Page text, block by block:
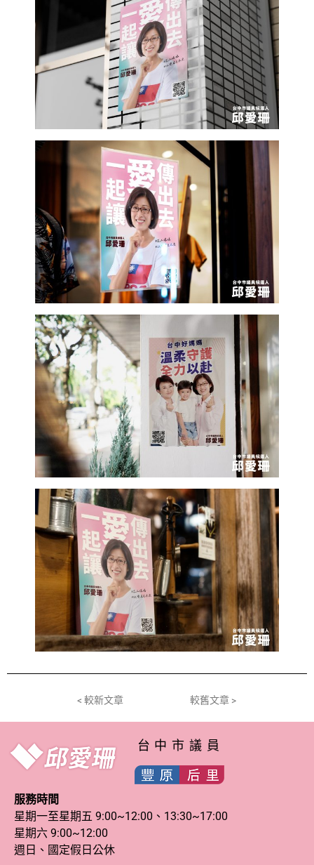
< 較新文章 較舊文章 >
台中市議員
服務時間
星期一至星期五 9:00~12:00、13:30~17:00
星期六 9:00~12:00
週日、國定假日公休